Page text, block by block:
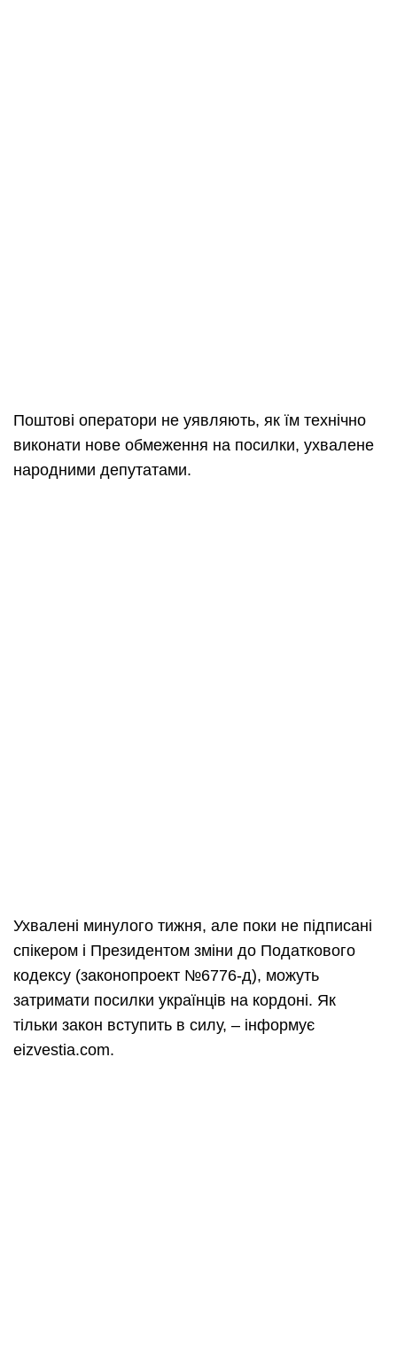
Поштові оператори не уявляють, як їм технічно
виконати нове обмеження на посилки, ухвалене
народними депутатами.
Ухвалені минулого тижня, але поки не підписані
спікером і Президентом зміни до Податкового
кодексу (законопроект №6776-д), можуть
затримати посилки українців на кордоні. Як
тільки закон вступить в силу, – інформує
еizvestia.com.